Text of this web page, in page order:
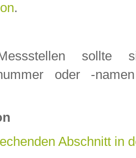
.
sollte
oder -
Abschnitt in